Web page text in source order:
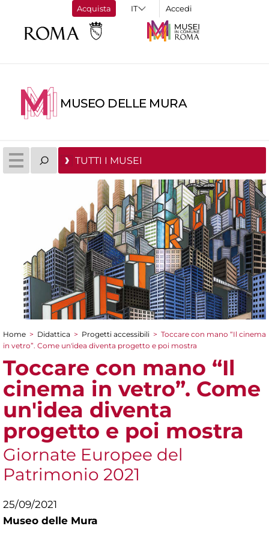
Acquista Accedi
MUSEO DELLE MURA
TUTTI I MUSEI
Tu sei qui
Home > Didattica > Progetti accessibili > Toccare con mano “Il cinema
in vetro”. Come un'idea diventa progetto e poi mostra
Toccare con mano “Il
cinema in vetro”. Come
un'idea diventa
progetto e poi mostra
Giornate Europee del
Patrimonio 2021
25/09/2021
Museo delle Mura